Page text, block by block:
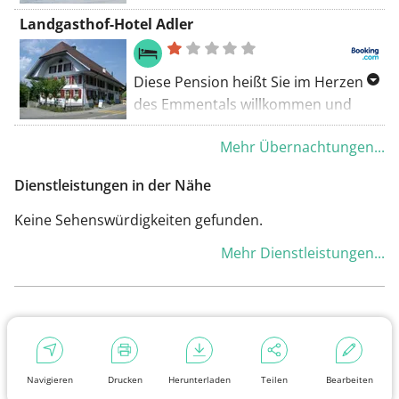
Navigieren Drucken Herunterladen Teilen Bearbeiten
bietet dieses Hotel ein Restaurant
und ein charmantes Bistro mit
Schweizer Spezialitäten. Freuen Sie
sich auch auf kostenfreies WLAN
und gebührenfreie Parkplätze.
Landgasthof-Hotel Adler
Diese Pension heißt Sie im Herzen
des Emmentals willkommen und
liegt 30 km von Bern entfernt. Eine
Auswahl von Grappas und
Weinkeller probieren.
Mehr Übernachtungen...
Dienstleistungen in der Nähe
Keine Sehenswürdigkeiten gefunden.
Mehr Dienstleistungen...